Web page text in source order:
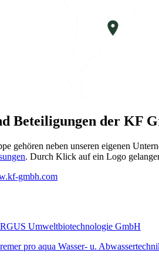
Beteiligungen der KF
gehören neben unseren eigenen
. Durch Klick auf ein Logo
gmbh.com